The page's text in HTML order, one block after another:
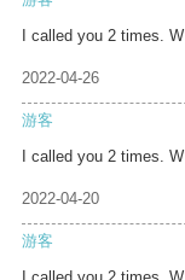
I called you 2 times. W
2022-04-26
游客
I called you 2 times. W
2022-04-20
游客